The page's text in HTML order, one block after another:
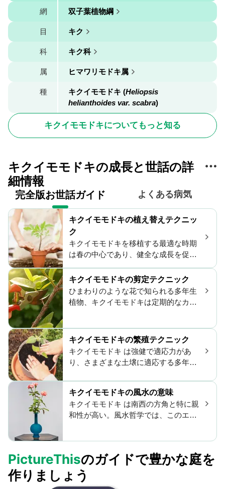
網 双子葉植物綱
目 キク
科 キク科
属 ヒマワリモドキ属
種 キクイモモドキ (Heliopsis
helianthoides var. scabra)
キクイモモドキについてもっと知る
キクイモモドキの成長と世話の詳
細情報
完全版お世話ガイド よくある病気
キクイモモドキの植え替えテクニッ
ク
キクイモモドキを移植する最適な時期
は春の中心であり、健全な成長を促進
場所と良く排水された土壌を選択して
ください。 根が確りと育ち、厳しい条
件のストレスなしに根が確立される、
キクイモモドキの剪定テクニック
ひまわりのような花で知られる多年生
植物、キクイモモドキは定期的なカッ
春から夏であり、最初の花のピークが
下がった後に行います。これにより、2
回目の開花が促され、自家播種が防が
れ、より密な成長が促進されます。早
春にキクイモモドキを切り戻すこと
で、形状や全体の健康が向上します。
定期的な剪定により、成長期中に堅固
な植物と豊かな花を確保します。
キクイモモドキの繁殖テクニック
キクイモモドキ は強健で適応力があ
り、さまざまな土壌に適応する多年草
好ましい選択肢です。最適な結果を得
るためには、種を直接よく排水された
土壌にまいて、日当たりの良い場所か
ら部分的な日陰のある場所にします。
ておくことを確認してください。一度
育ってしまえば、キクイモモドキ は最
小限の手入れで済み、干ばつや肥沃で
ない土壌にも適応しますが、一貫した
水分はより豊かな成長を促進します。
キクイモモドキの風水の意味
キクイモモドキ は南西の方角と特に親
和性が高い。風水哲学では、このエリ
の流動的な性質を解明するために、
個々の経験は異なるかもしれません。
PictureThisのガイドで豊かな庭を
作りましょう